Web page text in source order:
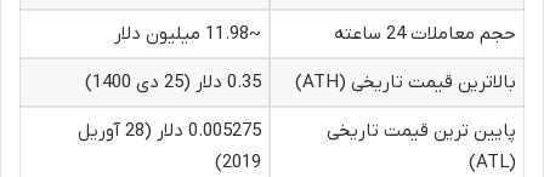
حجم معاملات 24 ساعته
~11.98 میلیون دلار
بالاترین قیمت تاریخی (ATH)
0.35 دلار (25 دی 1400)
پایین ترین قیمت تاریخی
(ATL)
0.005275 دلار (28 آوریل
2019)